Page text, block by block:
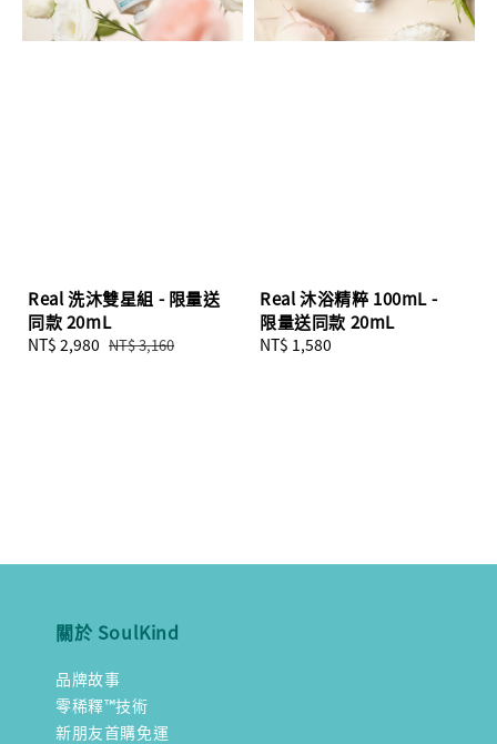
Real 洗沐雙星組 - 限量送
同款 20mL
Sale
NT$ 2,980 Regular
NT$ 3,160
Real 沐浴精粹 100mL -
限量送同款 20mL
Regular
NT$ 1,580
關於 SoulKind
品牌故事
零稀釋™技術
新朋友首購免運